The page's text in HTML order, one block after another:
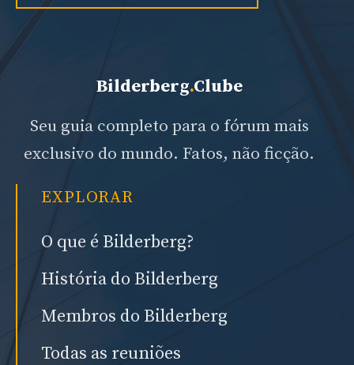
Bilderberg.Clube
Seu guia completo para o fórum mais
exclusivo do mundo. Fatos, não ficção.
EXPLORAR
O que é Bilderberg?
História do Bilderberg
Membros do Bilderberg
Todas as reuniões